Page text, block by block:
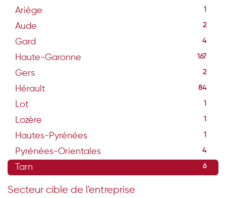
Ariège 1
Aude 2
Gard 4
Haute-Garonne 167
Gers 2
Hérault 84
Lot 1
Lozère 1
Hautes-Pyrénées 1
Pyrénées-Orientales 4
Tarn 6
Secteur cible de l'entreprise